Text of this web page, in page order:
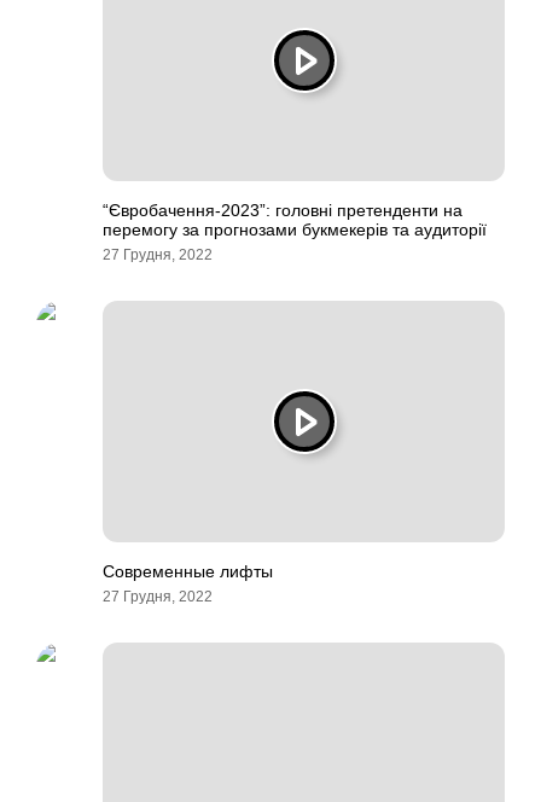
“Євробачення-2023”: головні претенденти на
перемогу за прогнозами букмекерів та аудиторії
27 Грудня, 2022
Современные лифты
27 Грудня, 2022